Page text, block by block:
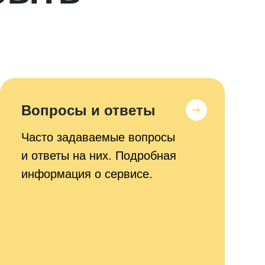
Вопросы и ответы
Часто задаваемые вопросы
и ответы на них. Подробная
информация о сервисе.